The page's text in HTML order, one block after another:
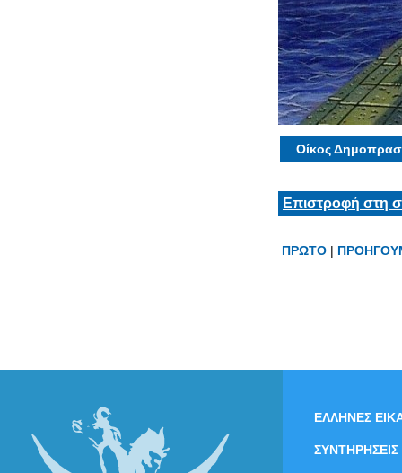
Οίκος
Επιστροφή στη
ΠΡΩΤΟ |
ΕΛΛΗΝΕΣ
ΣΥΝΤΗΡΗΣΕΙΣ